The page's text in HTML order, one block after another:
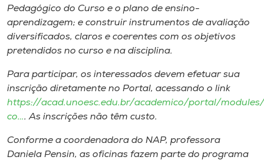
Pedagógico do Curso e o plano de ensino-
aprendizagem; e construir instrumentos de avaliação
diversificados, claros e coerentes com os objetivos
pretendidos no curso e na disciplina.
Para participar, os interessados devem efetuar sua
inscrição diretamente no Portal, acessando o link
https://acad.unoesc.edu.br/academico/portal/
co…. As inscrições não têm custo.
Conforme a coordenadora do NAP, professora
Daniela Pensin, as oficinas fazem parte do programa